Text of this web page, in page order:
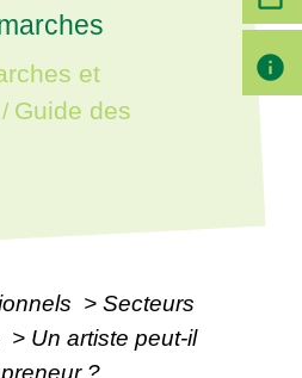
et
/ Guide des
> Secteurs
> Un artiste peut-il
?
info